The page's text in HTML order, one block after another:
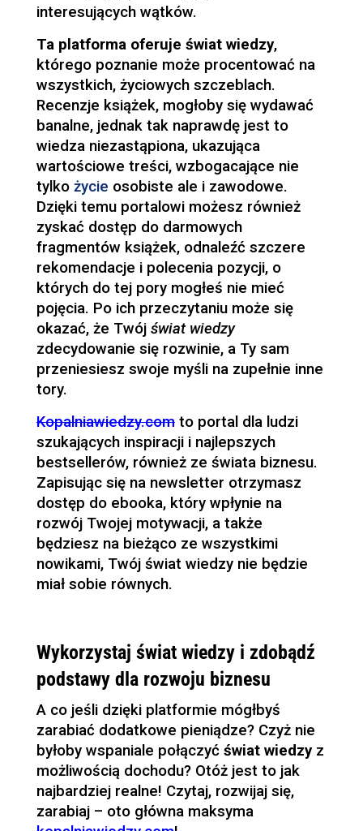
interesujących wątków.
Ta platforma oferuje świat wiedzy,
którego poznanie może procentować na
wszystkich, życiowych szczeblach.
Recenzje książek, mogłoby się wydawać
banalne, jednak tak naprawdę jest to
wiedza niezastąpiona, ukazująca
wartościowe treści, wzbogacające nie
tylkożycie osobiste ale i zawodowe.
Dzięki temu portalowi możesz również
zyskać dostęp do darmowych
fragmentów książek, odnaleźć szczere
rekomendacje i polecenia pozycji, o
których do tej pory mogłeś nie mieć
pojęcia. Po ich przeczytaniu może się
okazać, że Twój świat wiedzy
zdecydowanie się rozwinie, a Ty sam
przeniesiesz swoje myśli na zupełnie inne
tory.
Kopalniawiedzy.comto portal dla ludzi
szukających inspiracji i najlepszych
bestsellerów, również ze świata biznesu.
Zapisując się na newsletter otrzymasz
dostęp do ebooka, który wpłynie na
rozwój Twojej motywacji, a także
będziesz na bieżąco ze wszystkimi
nowikami, Twój świat wiedzy nie będzie
miał sobie równych.
Wykorzystaj świat wiedzy i zdobądź
podstawy dla rozwoju biznesu
A co jeśli dzięki platformie mógłbyś
zarabiać dodatkowe pieniądze? Czyż nie
byłoby wspaniale połączyć świat wiedzyz
możliwością dochodu? Otóż jest to jak
najbardziej realne! Czytaj, rozwijaj się,
zarabiaj – oto główna maksyma